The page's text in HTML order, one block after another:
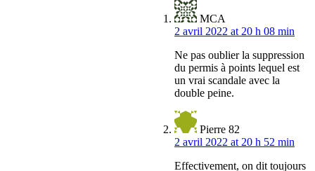
MCA
2 avril 2022 at 20 h 08 min
Ne pas oublier la suppression
du permis à points lequel est
un vrai scandale avec la
double peine.
Pierre 82
2 avril 2022 at 20 h 52 min
Effectivement, on dit toujours